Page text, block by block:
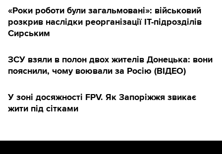
«Роки роботи були загальмовані»: військовий
розкрив наслідки реорганізації IT-підрозділів
Сирським
ЗСУ взяли в полон двох жителів Донецька: вони
пояснили, чому воювали за Росію (ВІДЕО)
У зоні досяжності FPV. Як Запоріжжя звикає
жити під сітками